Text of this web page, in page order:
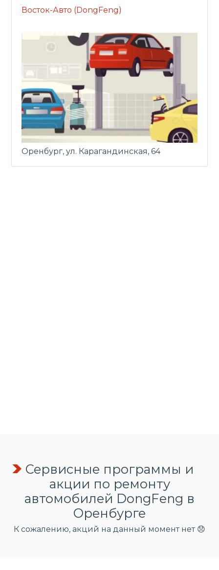
Восток-Авто (DongFeng)
Оренбург, ул. Карагандинская, 64
Сервисные программы и
акции по ремонту
автомобилей DongFeng в
Оренбурге
К сожалению, акций на данный момент нет 😞